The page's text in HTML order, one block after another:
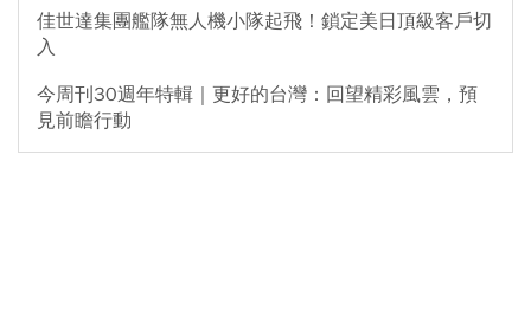
佳世達集團艦隊無人機小隊起飛！鎖定美日頂級客戶切
入
今周刊30週年特輯｜更好的台灣：回望精彩風雲，預
見前瞻行動